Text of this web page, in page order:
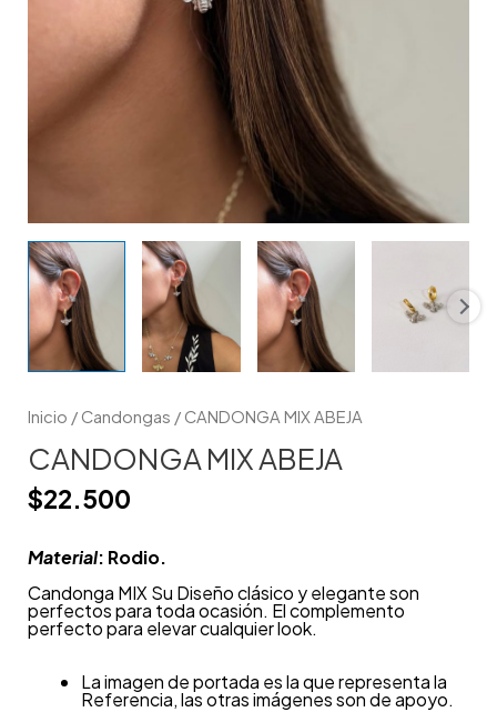
Inicio / Candongas / CANDONGA MIX ABEJA
CANDONGA MIX ABEJA
$22.500
Material: Rodio.
Candonga MIX Su Diseño clásico y elegante son
perfectos para toda ocasión. El complemento
perfecto para elevar cualquier look.
La imagen de portada es la que representa la
Referencia, las otras imágenes son de apoyo.